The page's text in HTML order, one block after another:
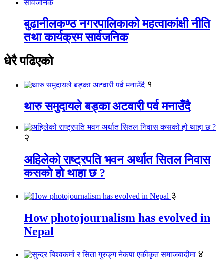
बुढानीलकण्ठ नगरपालिकाको महत्वाकांक्षी नीति
तथा कार्यक्रम सार्वजनिक
धेरै पढिएको
१
थारु समुदायले बड्का अटवारी पर्व मनाउँदै
२
अहिलेको राष्ट्रपति भवन अर्थात सितल निवास
कसको हो थाहा छ ?
३
How photojournalism has evolved in
Nepal
४